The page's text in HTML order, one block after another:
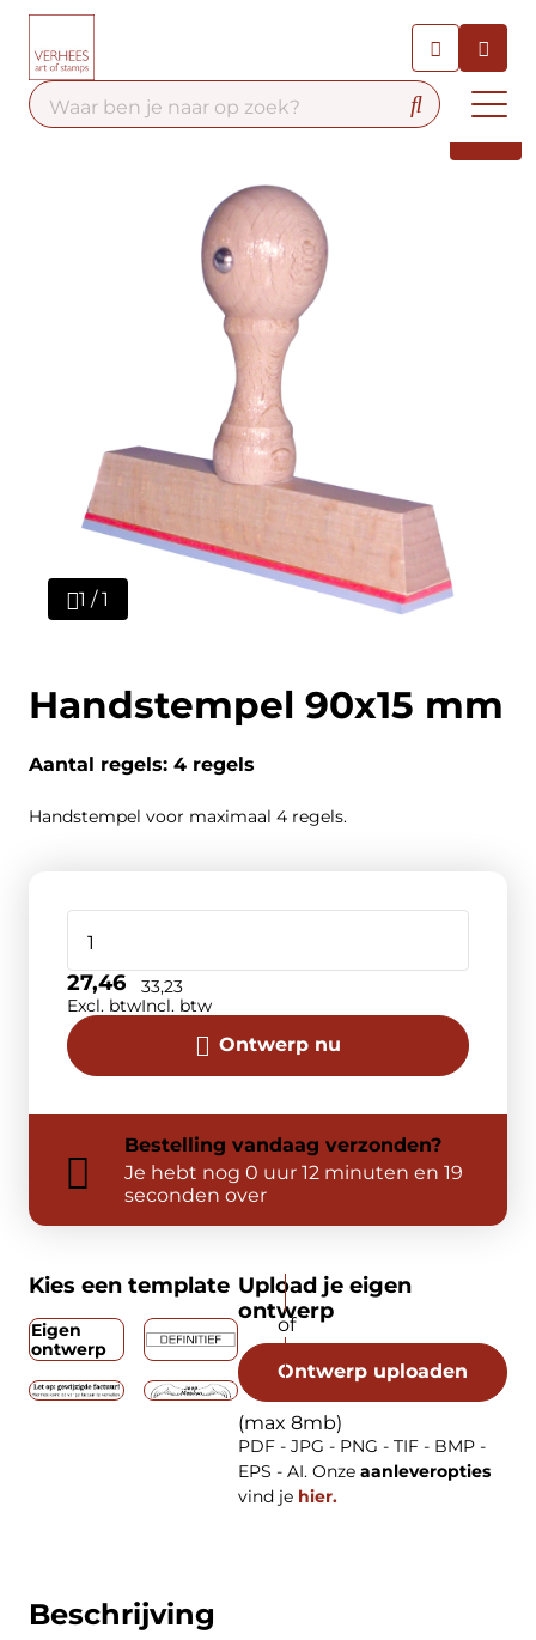
Contact
Beschrijving
1 / 1
Handstempel 90x15 mm
Aantal regels: 4 regels
Handstempel voor maximaal 4 regels.
Ontwerp nu
27,46
Excl. btw
33,23
Incl. btw
Bestelling vandaag verzonden?
Je hebt nog 0 uur 12 minuten en 18
seconden over
Kies een template
Eigen
ontwerp
Upload je eigen
ontwerp
Ontwerp uploaden
(max 8mb)
PDF - JPG - PNG - TIF - BMP -
EPS - AI. Onze aanleveropties
vind je hier.